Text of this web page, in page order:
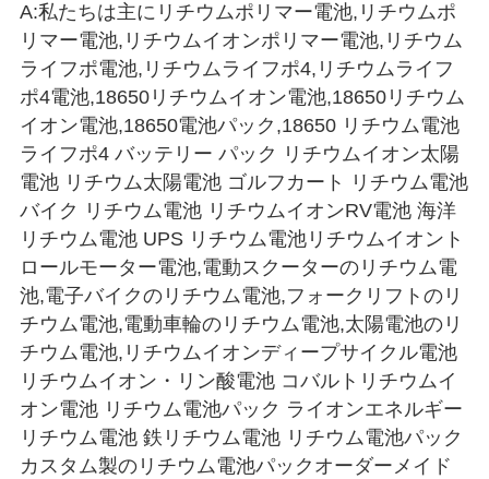
A:私たちは主に リチウムポリマー電池,リチウムポ
リマー電池,リチウムイオンポリマー電池,リチウム
ライフポ電池,リチウムライフポ4,リチウムライフ
ポ4電池,18650リチウムイオン電池,18650リチウム
イオン電池,18650電池パック,18650 リチウム電池
ライフポ4 バッテリー パック リチウムイオン太陽
電池 リチウム太陽電池 ゴルフカート リチウム電池
バイク リチウム電池 リチウムイオンRV電池 海洋
リチウム電池 UPS リチウム電池リチウムイオント
ロールモーター電池,電動スクーターのリチウム電
池,電子バイクのリチウム電池,フォークリフトのリ
チウム電池,電動車輪のリチウム電池,太陽電池のリ
チウム電池,リチウムイオンディープサイクル電池
リチウムイオン・リン酸電池 コバルトリチウムイ
オン電池 リチウム電池パック ライオンエネルギー
リチウム電池 鉄リチウム電池 リチウム電池パック
カスタム製のリチウム電池パックオーダーメイド